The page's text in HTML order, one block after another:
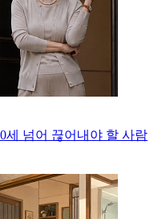
세 넘어 끊어내야 할 사람